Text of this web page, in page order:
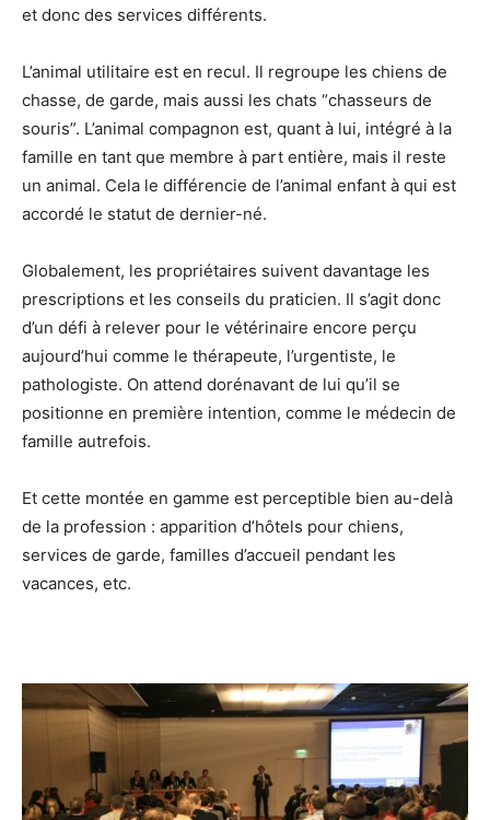
et donc des services différents.
L’animal utilitaire est en recul. Il regroupe les chiens de
chasse, de garde, mais aussi les chats “chasseurs de
souris”. L’animal compagnon est, quant à lui, intégré à la
famille en tant que membre à part entière, mais il reste
un animal. Cela le différencie de l’animal enfant à qui est
accordé le statut de dernier-né.
Globalement, les propriétaires suivent davantage les
prescriptions et les conseils du praticien. Il s’agit donc
d’un défi à relever pour le vétérinaire encore perçu
aujourd’hui comme le thérapeute, l’urgentiste, le
pathologiste. On attend dorénavant de lui qu’il se
positionne en première intention, comme le médecin de
famille autrefois.
Et cette montée en gamme est perceptible bien au-delà
de la profession : apparition d’hôtels pour chiens,
services de garde, familles d’accueil pendant les
vacances, etc.